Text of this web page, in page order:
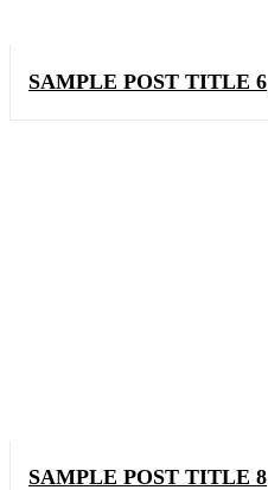
SAMPLE POST TITLE 6
SAMPLE POST TITLE 8